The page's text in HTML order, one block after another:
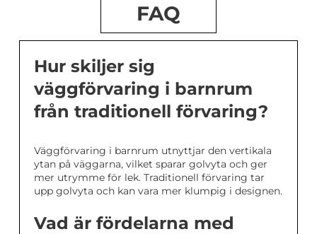
FAQ
Hur skiljer sig
väggförvaring i barnrum
från traditionell förvaring?
Väggförvaring i barnrum utnyttjar den vertikala
ytan på väggarna, vilket sparar golvyta och ger
mer utrymme för lek. Traditionell förvaring tar
upp golvyta och kan vara mer klumpig i designen.
Vad är fördelarna med